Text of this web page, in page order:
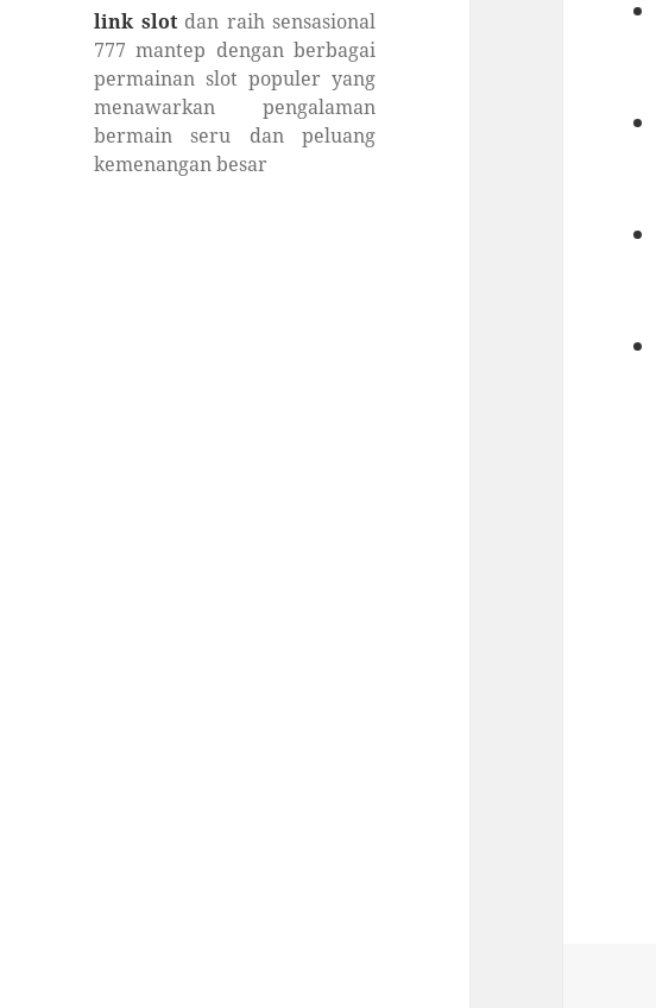
link slotdan raih sensasional
777 mantep dengan berbagai
permainan slot populer yang
menawarkan pengalaman
bermain seru dan peluang
kemenangan besar